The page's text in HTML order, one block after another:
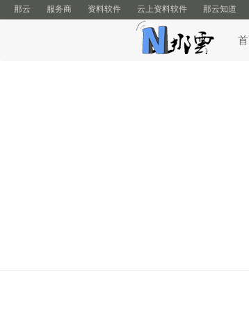
那云 服务商 资料软件 云上资料软件 那云知道